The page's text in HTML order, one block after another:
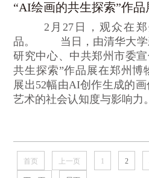
“AI绘画的共生探索”作
2月27日，观众在郑
品。 当日，由清华大学
研究中心、中共郑州市委
共生探索”作品展在郑州博
展出52幅由AI创作生成的
艺术的社会认知度与影
首页 上一页 1 2